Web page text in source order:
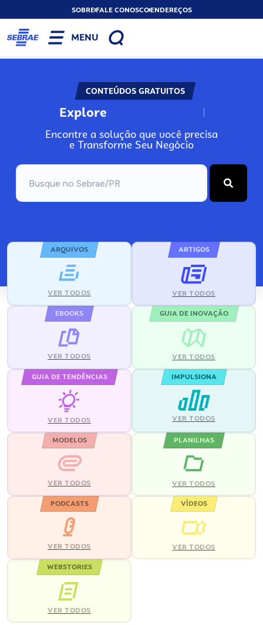
SOBREFALE CONOSCOENDEREÇOS
MENU
CONTEÚDOS GRATUITOS
Explore N
Encontre a solução que você precisa
e Transforme Seu Negócio
ARQUIVOS
VER TODOS
ARTIGOS
VER TODOS
EBOOKS
VER TODOS
GUIA DE INOVAÇÃO
VER TODOS
GUIA DE TENDÊNCIAS
VER TODOS
IMPULSIONA
VER TODOS
MODELOS
VER TODOS
PLANILHAS
VER TODOS
PODCASTS
VER TODOS
VÍDEOS
VER TODOS
WEBSTORIES
VER TODOS